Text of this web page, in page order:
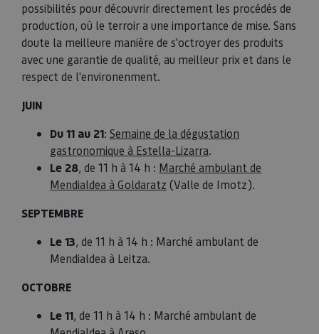
possibilités pour découvrir directement les procédés de
production, où le terroir a une importance de mise. Sans
doute la meilleure manière de s'octroyer des produits
avec une garantie de qualité, au meilleur prix et dans le
respect de l'environenment.​
JUIN
Du 11 au 21: Semaine de la dégustation
gastronomique à Estella-Lizarra.
Le 28, de 11 h à 14 h : Marché ambulant de
Mendialdea à Goldaratz (Valle de Imotz).
SEPTEMBRE
Le 13, de 11 h à 14 h : Marché ambulant de
Mendialdea à Leitza.
OCTOBRE
Le 11, de 11 h à 14 h : Marché ambulant de